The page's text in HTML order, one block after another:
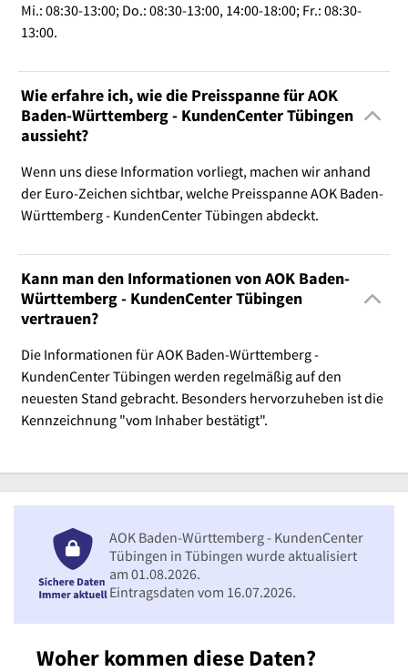
Mi.: 08:30-13:00; Do.: 08:30-13:00, 14:00-18:00; Fr.: 08:30-
13:00.
Wie erfahre ich, wie die Preisspanne für AOK
Baden-Württemberg - KundenCenter Tübingen
aussieht?
Wenn uns diese Information vorliegt, machen wir anhand
der Euro-Zeichen sichtbar, welche Preisspanne AOK Baden-
Württemberg - KundenCenter Tübingen abdeckt.
Kann man den Informationen von AOK Baden-
Württemberg - KundenCenter Tübingen
vertrauen?
Die Informationen für AOK Baden-Württemberg -
KundenCenter Tübingen werden regelmäßig auf den
neuesten Stand gebracht. Besonders hervorzuheben ist die
Kennzeichnung "vom Inhaber bestätigt".
Woher kommen diese Daten?
AOK Baden-Württemberg - KundenCenter
Tübingen in Tübingen wurde aktualisiert
am 01.08.2026.
Eintragsdaten vom 16.07.2026.